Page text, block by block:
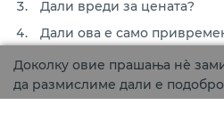
Дали вреди за цената?
Дали ова е само
Доколку овие прашања нѐ
да размислиме дали е
заштедите, па да ги орочиме